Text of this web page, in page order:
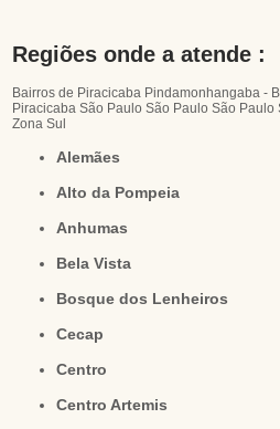
Regiões onde a atende :
Bairros de Piracicaba Pindamonhangaba -
Piracicaba São Paulo São Paulo São Paulo
Zona Sul
Alemães
Alto da Pompeia
Anhumas
Bela Vista
Bosque dos Lenheiros
Cecap
Centro
Centro Artemis